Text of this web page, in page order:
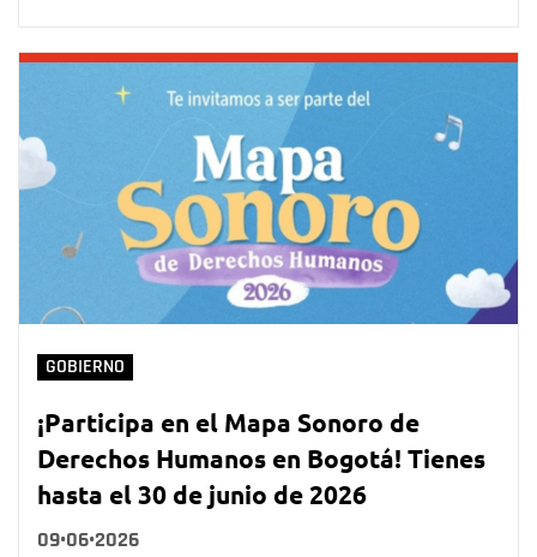
GOBIERNO
¡Participa en el Mapa Sonoro de
Derechos Humanos en Bogotá! Tienes
hasta el 30 de junio de 2026
09•06•2026